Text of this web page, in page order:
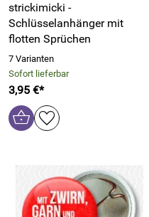
strickimicki -
Schlüsselanhänger mit
flotten Sprüchen
7 Varianten
Sofort lieferbar
3,95 €*